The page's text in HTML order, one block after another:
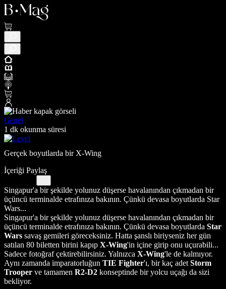
Genel
1 dk okunma süresi
Gerçek boyutlarda bir X-Wing
İçeriği Paylaş
Singapur'a bir şekilde yolunuz düşerse havalanından çıkmadan bir
üçüncü terminalde etrafınıza bakının. Çünkü devasa boyutlarda Star
Wars...
Singapur'a bir şekilde yolunuz düşerse havalanından çıkmadan bir
üçüncü terminalde etrafınıza bakının. Çünkü devasa boyutlarda Star
Wars savaş gemileri göreceksiniz. Hatta şanslı biriyseniz her gün
satılan 80 biletten birini kapıp X-Wing'in içine girip onu uçurabili...
Sadece fotoğraf çektirebilirsiniz. Yalnızca X-Wing'le de kalmıyor.
Aynı zamanda imparatorluğun TIE Fighter'ı, bir kaç adet Storm
Trooper ve tamamen R2-D2 konseptinde bir yolcu uçağı da sizi
bekliyor.